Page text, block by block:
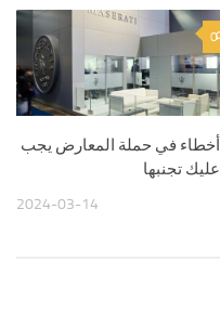
0
أخطاء في حملة المعارض يجب
عليك تجنبها
2024-03-14